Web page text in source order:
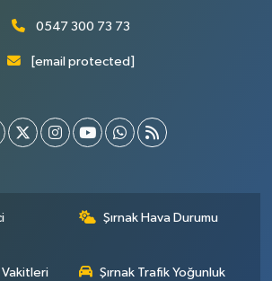
0547 300 73 73
[email protected]
Şırnak Hava Durumu
Vakitleri
Şırnak Trafik Yoğunluk